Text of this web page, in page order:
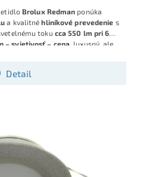
Detail
Brolux Redman ponúka
a kvalitnéhliníkové prevedenie s
toku cca 550 lm pri 6
– svietivosť – cena , luxusný, ale
zadarmo (balenie 1+1)